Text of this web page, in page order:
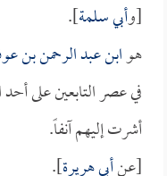
[وأبي سلمة].
هوابن عبد الرحمن بن
في عصر التابعين على أحد
أشرت إليهم آنفاً.
[عنأبي هريرة].